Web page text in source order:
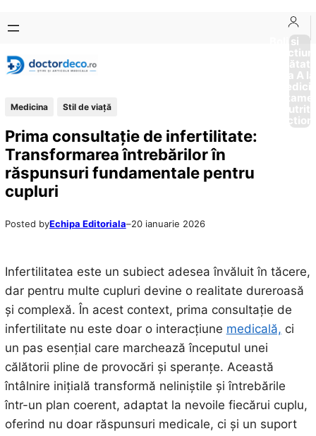
conținut
content
Boli si
Afectiuni
Sănătate
de la A
Medicina Stil de viaţă
Prima consultație de infertilitate:
Transformarea întrebărilor în
răspunsuri fundamentale pentru
cupluri
Posted byEchipa Editoriala–20 ianuarie 2026
Infertilitatea este un subiect adesea învăluit în tăcere,
dar pentru multe cupluri devine o realitate dureroasă
și complexă. În acest context, prima consultație de
infertilitate nu este doar o interacțiune medicală, ci
un pas esențial care marchează începutul unei
călătorii pline de provocări și speranțe. Această
întâlnire inițială transformă neliniștile și întrebările
într-un plan coerent, adaptat la nevoile fiecărui cuplu,
oferind nu doar răspunsuri medicale, ci și un suport